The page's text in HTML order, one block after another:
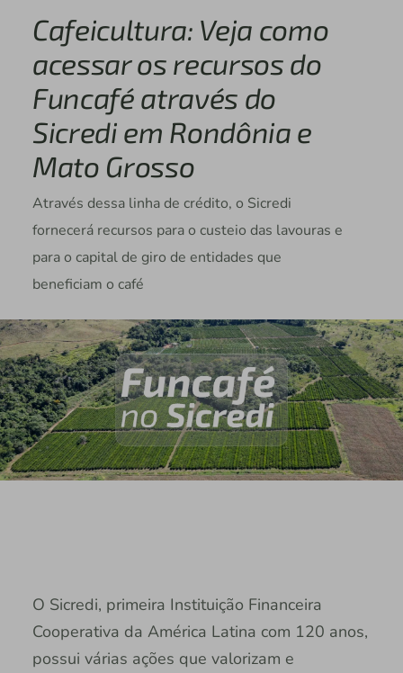
Cafeicultura: Veja como
acessar os recursos do
Funcafé através do
Sicredi em Rondônia e
Mato Grosso
Através dessa linha de crédito, o Sicredi
fornecerá recursos para o custeio das lavouras e
para o capital de giro de entidades que
beneficiam o café
O Sicredi, primeira Instituição Financeira
Cooperativa da América Latina com 120 anos,
possui várias ações que valorizam e